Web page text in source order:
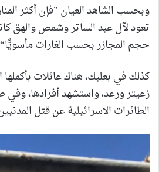
وبحسب الشاهد العيان ”فإن أكثر
تعود لآل عبد الساتر وشمص والهق
حجم المجازر بحسب الغارات
كذلك في بعلبك، هناك عائلات
زعيتر ورعد، واستشهد أفرادها، وفي
الطائرات الاسرائيلية عن قتل